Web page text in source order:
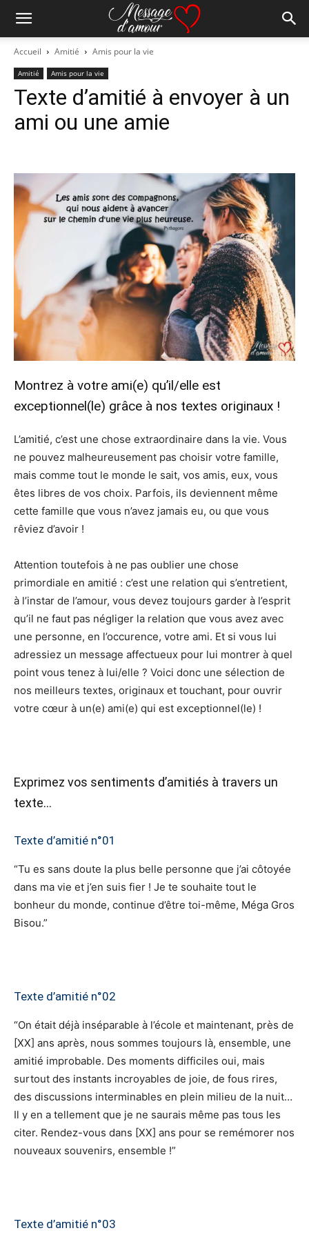
Accueil Amitié Amis pour la vie
Amitié Amis pour la vie
Texte d’amitié à envoyer à un
ami ou une amie
Montrez à votre ami(e) qu’il/elle est
exceptionnel(le) grâce à nos textes originaux !
L’amitié, c’est une chose extraordinaire dans la vie. Vous
ne pouvez malheureusement pas choisir votre famille,
mais comme tout le monde le sait, vos amis, eux, vous
êtes libres de vos choix. Parfois, ils deviennent même
cette famille que vous n’avez jamais eu, ou que vous
rêviez d’avoir !
Attention toutefois à ne pas oublier une chose
primordiale en amitié : c’est une relation qui s’entretient,
à l’instar de l’amour, vous devez toujours garder à l’esprit
qu’il ne faut pas négliger la relation que vous avez avec
une personne, en l’occurence, votre ami. Et si vous lui
adressiez un message affectueux pour lui montrer à quel
point vous tenez à lui/elle ? Voici donc une sélection de
nos meilleurs textes, originaux et touchant, pour ouvrir
votre cœur à un(e) ami(e) qui est exceptionnel(le) !
Exprimez vos sentiments d’amitiés à travers un
texte…
Texte d’amitié n°01
“Tu es sans doute la plus belle personne que j’ai côtoyée
dans ma vie et j’en suis fier ! Je te souhaite tout le
bonheur du monde, continue d’être toi-même, Méga Gros
Bisou.”
Texte d’amitié n°02
“On était déjà inséparable à l’école et maintenant, près de
[XX] ans après, nous sommes toujours là, ensemble, une
amitié improbable. Des moments difficiles oui, mais
surtout des instants incroyables de joie, de fous rires,
des discussions interminables en plein milieu de la nuit…
Il y en a tellement que je ne saurais même pas tous les
citer. Rendez-vous dans [XX] ans pour se remémorer nos
nouveaux souvenirs, ensemble !”
Texte d’amitié n°03